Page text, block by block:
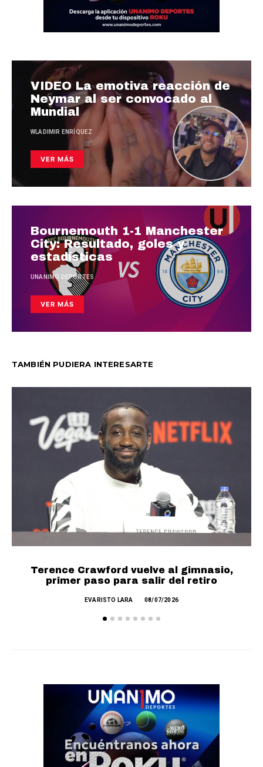
VIDEO La emotiva reacción de
Neymar al ser convocado al
Mundial
WLADIMIR ENRÍQUEZ
VER MÁS
Bournemouth 1-1 Manchester
City: Resultado, goles y
estadísticas
UNANIMO DEPORTES
VER MÁS
TAMBIÉN PUDIERA INTERESARTE
Terence Crawford vuelve al gimnasio,
primer paso para salir del retiro
EVARISTO LARA 08/07/2026